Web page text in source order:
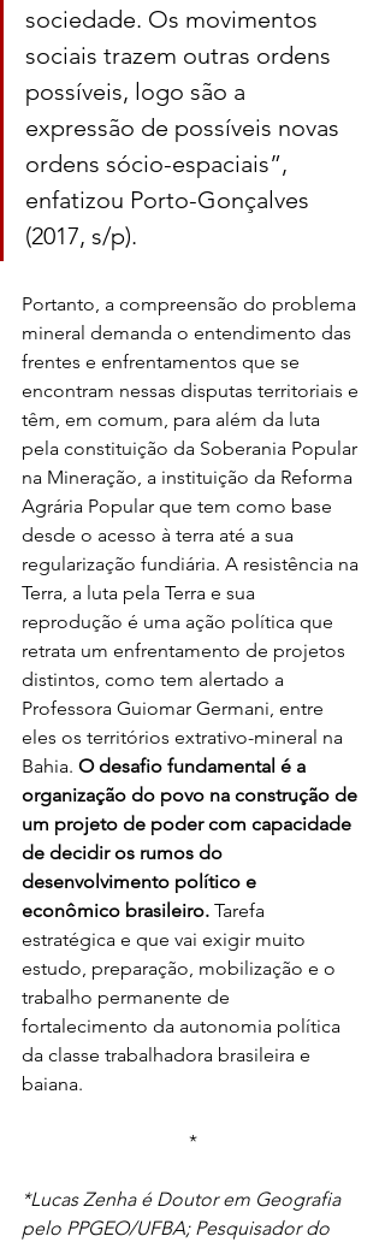
sociedade. Os movimentos
sociais trazem outras ordens
possíveis, logo são a
expressão de possíveis novas
ordens sócio-espaciais”,
enfatizou Porto-Gonçalves
(2017, s/p).
Portanto, a compreensão do problema
mineral demanda o entendimento das
frentes e enfrentamentos que se
encontram nessas disputas territoriais e
têm, em comum, para além da luta
pela constituição da Soberania Popular
na Mineração, a instituição da Reforma
Agrária Popular que tem como base
desde o acesso à terra até a sua
regularização fundiária. A resistência na
Terra, a luta pela Terra e sua
reprodução é uma ação política que
retrata um enfrentamento de projetos
distintos, como tem alertado a
Professora Guiomar Germani, entre
eles os territórios extrativo-mineral na
Bahia. O desafio fundamental é a
organização do povo na construção de
um projeto de poder com capacidade
de decidir os rumos do
desenvolvimento político e
econômico brasileiro. Tarefa
estratégica e que vai exigir muito
estudo, preparação, mobilização e o
trabalho permanente de
fortalecimento da autonomia política
da classe trabalhadora brasileira e
baiana.
*
*Lucas Zenha é Doutor em Geografia
pelo PPGEO/UFBA; Pesquisador do